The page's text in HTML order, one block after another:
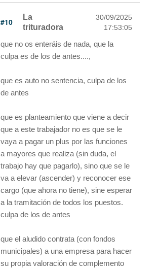
#10
La
trituradora
30/09/2025
17:53:05
que no os enteráis de nada, que la
culpa es de los de antes....,
que es auto no sentencia, culpa de los
de antes
que es planteamiento que viene a decir
que a este trabajador no es que se le
vaya a pagar un plus por las funciones
a mayores que realiza (sin duda, el
trabajo hay que pagarlo), sino que se le
va a elevar (ascender) y reconocer ese
cargo (que ahora no tiene), sine esperar
a la tramitación de todos los puestos.
culpa de los de antes
que el aludido contrata (con fondos
municipales) a una empresa para hacer
su propia valoración de complemento